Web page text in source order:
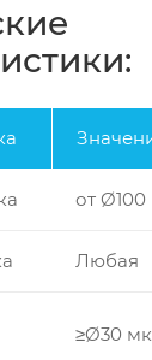
от
Любая
≥Ø30